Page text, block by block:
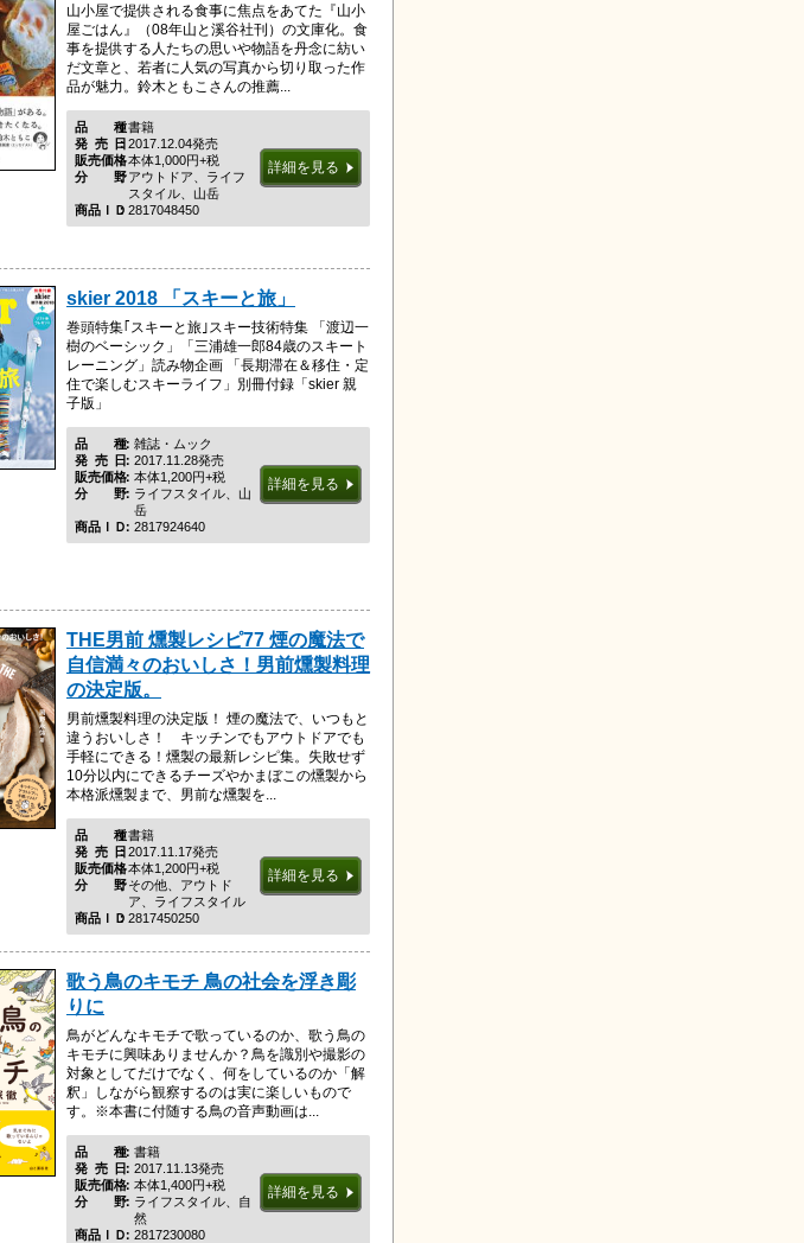
山小屋で提供される食事に焦点をあてた『山小
屋ごはん』（08年山と溪谷社刊）の文庫化。食
事を提供する人たちの思いや物語を丹念に紡い
だ文章と、若者に人気の写真から切り取った作
品が魅力。鈴木ともこさんの推薦...
品種
書籍
発売日2017.12.04発売
販売価格本体1,000円+税
分野アウトドア、ライフ
スタイル、山岳
商品ＩＤ 2817048450
詳細を見る
skier 2018 「スキーと旅」
巻頭特集｢スキーと旅｣スキー技術特集 「渡辺一
樹のベーシック」「三浦雄一郎84歳のスキート
レーニング」読み物企画 「長期滞在＆移住・定
住で楽しむスキーライフ」別冊付録「skier 親
子版」
品種雑誌・ムック
発売日 2017.11.28発売
販売価格 本体1,200円+税
分野ライフスタイル、山
岳
商品ＩＤ 2817924640
詳細を見る
THE男前 燻製レシピ77 煙の魔法で
自信満々のおいしさ！男前燻製料理
の決定版。
男前燻製料理の決定版！ 煙の魔法で、いつもと
違うおいしさ！ キッチンでもアウトドアでも
手軽にできる！燻製の最新レシピ集。失敗せず
10分以内にできるチーズやかまぼこの燻製から
本格派燻製まで、男前な燻製を...
品種
書籍
発売日2017.11.17発売
販売価格本体1,200円+税
分野その他、アウトド
ア、ライフスタイル
商品ＩＤ 2817450250
詳細を見る
歌う鳥のキモチ 鳥の社会を浮き彫
りに
鳥がどんなキモチで歌っているのか、歌う鳥の
キモチに興味ありませんか？鳥を識別や撮影の
対象としてだけでなく、何をしているのか「解
釈」しながら観察するのは実に楽しいもので
す。※本書に付随する鳥の音声動画は...
品種
書籍
発売日 2017.11.13発売
販売価格 本体1,400円+税
分野ライフスタイル、自
然
商品ＩＤ 2817230080
詳細を見る